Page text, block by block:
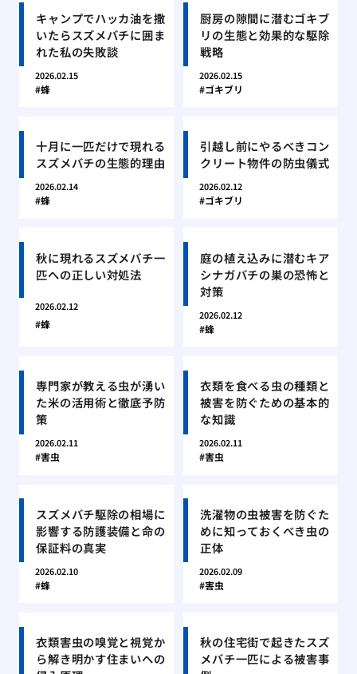
キャンプでハッカ油を撒
いたらスズメバチに囲ま
れた私の失敗談
2026.02.15
蜂
厨房の隙間に潜むゴキブ
リの生態と効果的な駆除
戦略
2026.02.15
ゴキブリ
十月に一匹だけで現れる
スズメバチの生態的理由
2026.02.14
蜂
引越し前にやるべきコン
クリート物件の防虫儀式
2026.02.12
ゴキブリ
秋に現れるスズメバチ一
匹への正しい対処法
2026.02.12
蜂
庭の植え込みに潜むキア
シナガバチの巣の恐怖と
対策
2026.02.12
蜂
専門家が教える虫が湧い
た米の活用術と徹底予防
策
2026.02.11
害虫
衣類を食べる虫の種類と
被害を防ぐための基本的
な知識
2026.02.11
害虫
スズメバチ駆除の相場に
影響する防護装備と命の
保証料の真実
2026.02.10
蜂
洗濯物の虫被害を防ぐた
めに知っておくべき虫の
正体
2026.02.09
害虫
衣類害虫の嗅覚と視覚か
ら解き明かす住まいへの
秋の住宅街で起きたスズ
メバチ一匹による被害事